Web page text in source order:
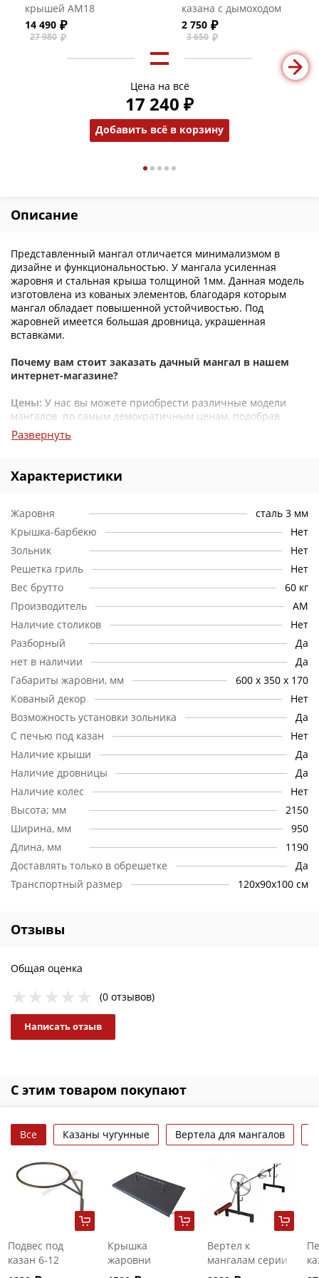
крышей АМ18
(толщина жаровни 3
мм, без аксессуаров)
14 490
27 980
казана с дымоходом
2 750
3 650
Цена на всё
17 240 ₽
Добавить всё в корзину
Описание
Представленный мангал отличается минимализмом в
дизайне и функциональностью. У мангала усиленная
жаровня и стальная крыша толщиной 1мм. Данная модель
изготовлена из кованых элементов, благодаря которым
мангал обладает повышенной устойчивостью. Под
жаровней имеется большая дровница, украшенная
вставками.
Почему вам стоит заказать дачный мангал в нашем
интернет-магазине?
Цены: У нас вы можете приобрести различные модели
мангалов по самым демократичным ценам, подобрав
именно тот вариант, который наилучшим образом будет
соответствовать Вашим потребностям.
Консультации:Если у вас возникнут вопросы
ассортименту, вы можете позвонить нам, и наши
предоставят всю необходимую информацию.
Различные способы заказа:
любым удобным для Вас способом: заказать через
«корзину» на сайте, позвонить по телефону или прислать
заявку на электронную почту .
Доставка:Мы осуществляем доставку в любой регион
России, а благодаря эксклюзивным договорам с такими
транспортными компаниями как: СДЭК, ДПД, Деловые
линии, у нас есть возможность осуществлять доставку по
самым низким тарифам.
Качество:Мы гарантируем качество приобретаемой Вами
продукции. Мы проверяем продукцию перед отправкой –
растрескивания, искривления и другие дефекты
исключены. Вы можете быть уверены в том, что получите
ваш заказ в целости и сохранности.
Развернуть
Характеристики
Жаровня
сталь 3 мм
Крышка-барбекю
Нет
Зольник
Нет
Решетка гриль
Нет
Вес брутто
60 кг
Производитель
АМ
Наличие столиков
Нет
Разборный
Да
нет в наличии
Да
Габариты жаровни, мм
600 х 350 х 170
Кованый декор
Нет
Возможность установки зольника
Да
С печью под казан
Нет
Наличие крыши
Да
Наличие дровницы
Да
Наличие колес
Нет
Высота; мм
2150
Ширина, мм
950
Длина, мм
1190
Доставлять только в обрешетке
Да
Транспортный размер
120х90х100 см
Отзывы
Общая оценка
(0 отзывов)
Написать отзыв
С этим товаром покупают
Все Казаны чугунные Вертела для мангалов
Подвес под
казан 6-12
литров
Крышка
жаровни
мангала АМ
Вертел к
мангалам серии
АМ малый